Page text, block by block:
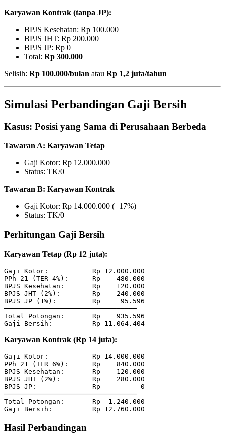
Karyawan Kontrak (tanpa JP):
BPJS Kesehatan: Rp 100.000
BPJS JHT: Rp 200.000
BPJS JP: Rp 0
Total: Rp 300.000
Selisih: Rp 100.000/bulan atau Rp 1,2 juta/tahun
Simulasi Perbandingan Gaji Bersih
Kasus: Posisi yang Sama di Perusahaan Berbeda
Tawaran A: Karyawan Tetap
Gaji Kotor: Rp 12.000.000
Status: TK/0
Tawaran B: Karyawan Kontrak
Gaji Kotor: Rp 14.000.000 (+17%)
Status: TK/0
Perhitungan Gaji Bersih
Karyawan Tetap (Rp 12 juta):
Gaji Kotor:           Rp 12.000.000
PPh 21 (TER 4%):      Rp    480.000
BPJS Kesehatan:       Rp    120.000
BPJS JHT (2%):        Rp    240.000
BPJS JP (1%):         Rp     95.596
─────────────────────────────────
Total Potongan:       Rp    935.596
Karyawan Kontrak (Rp 14 juta):
Gaji Kotor:           Rp 14.000.000
PPh 21 (TER 6%):      Rp    840.000
BPJS Kesehatan:       Rp    120.000
BPJS JHT (2%):        Rp    280.000
BPJS JP:              Rp          0
─────────────────────────────────
Total Potongan:       Rp  1.240.000
Hasil Perbandingan